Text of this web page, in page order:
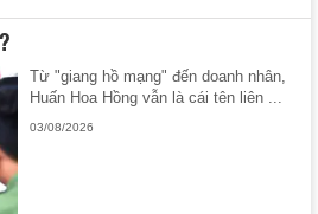
Từ "giang hồ mạng" đến doanh nhân,
Huấn Hoa Hồng vẫn là cái tên liên ...
03/08/2026